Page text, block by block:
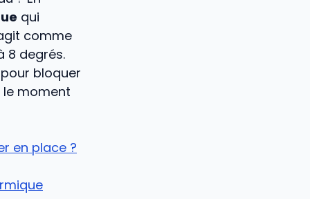
qui
comme
8 degrés.
bloquer
le moment
en place ?